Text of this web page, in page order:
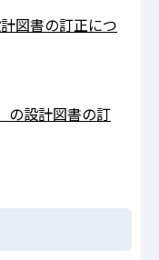
図書の訂正につ
の設計図書の訂